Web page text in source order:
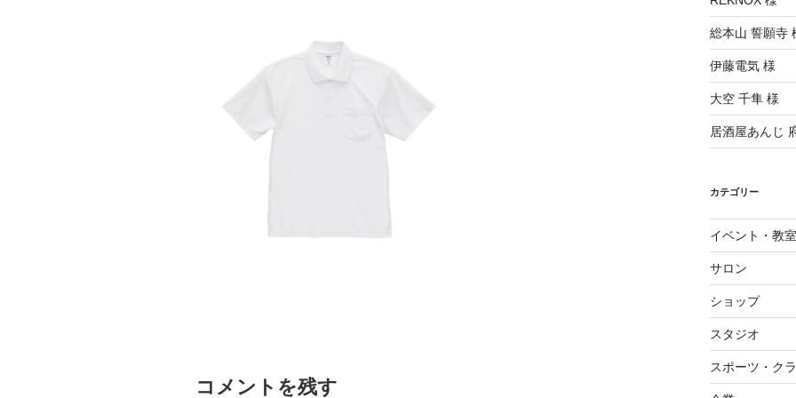
コメントを残す
総本山 誓願寺
伊藤電気 様
大空 千隼 様
居酒屋あんじ
カテゴリー
イベント・教室
サロン
ショップ
スタジオ
スポーツ・ク